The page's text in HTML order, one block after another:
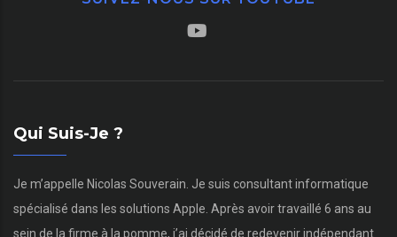
Qui Suis-Je ?
Je m’appelle Nicolas Souverain. Je suis consultant informatique
spécialisé dans les solutions Apple. Après avoir travaillé 6 ans au
sein de la firme à la pomme, j’ai décidé de redevenir indépendant